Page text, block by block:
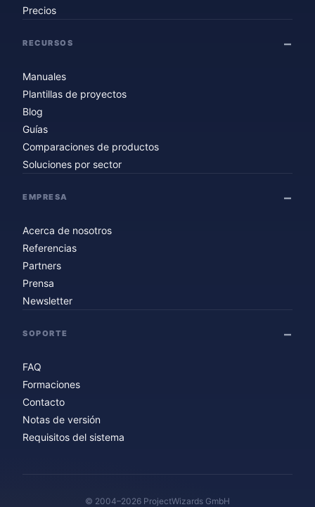
Precios
RECURSOS
Manuales
Plantillas de proyectos
Blog
Guías
Comparaciones de productos
Soluciones por sector
EMPRESA
Acerca de nosotros
Referencias
Partners
Prensa
Newsletter
SOPORTE
FAQ
Formaciones
Contacto
Notas de versión
Requisitos del sistema
© 2004–2026 ProjectWizards GmbH